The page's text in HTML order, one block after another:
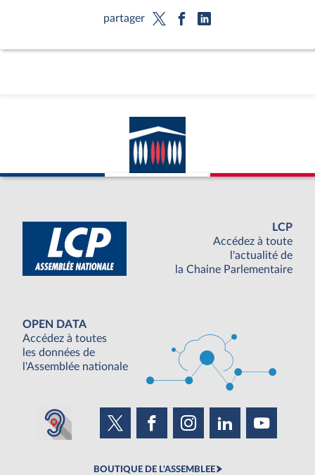
partager
LCP
Accédez à toute
l'actualité de
la Chaine Parlementaire
OPEN DATA
Accédez à toutes
les données de
l'Assemblée nationale
BOUTIQUE DE L'ASSEMBLEE